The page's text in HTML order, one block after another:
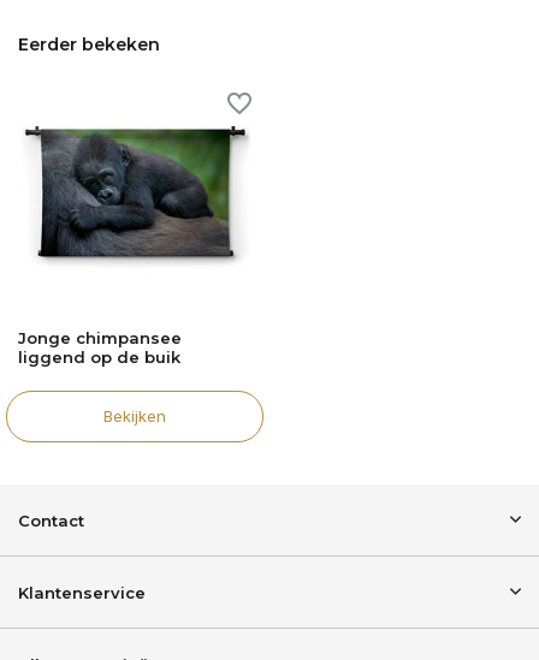
Eerder bekeken
Jonge chimpansee
liggend op de buik
Bekijken
Contact
Klantenservice